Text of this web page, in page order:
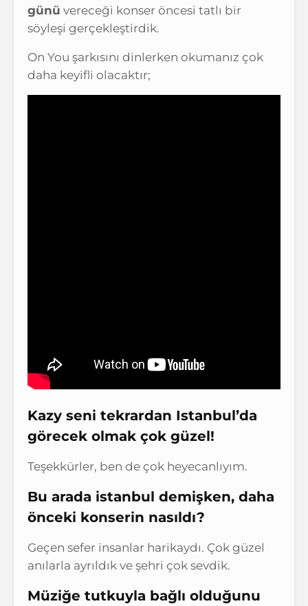
günü vereceği konser öncesi tatlı bir
söyleşi gerçekleştirdik.
On You şarkısını dinlerken okumanız çok
daha keyifli olacaktır;
Kazy seni tekrardan Istanbul’da
görecek olmak çok güzel!
Teşekkürler, ben de çok heyecanlıyım.
Bu arada istanbul demişken, daha
önceki konserin nasıldı?
Geçen sefer insanlar harikaydı. Çok güzel
anılarla ayrıldık ve şehri çok sevdik.
Müziğe tutkuyla bağlı olduğunu